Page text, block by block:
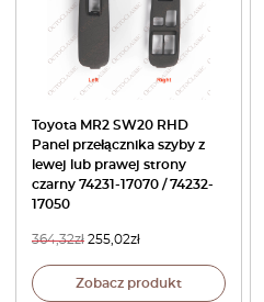
Toyota MR2 SW20 RHD
Panel przełącznika szyby z
lewej lub prawej strony
czarny 74231-17070 / 74232-
17050
364,32zł 255,02zł
Zobacz produkt